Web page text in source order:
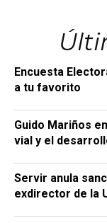
Encuesta
a tu favorito
Guido Mariños
vial y el
Servir anula
exdirector de la